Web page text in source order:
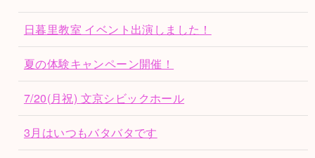
日暮里教室 イベント出演しました！
夏の体験キャンペーン開催！
7/20(月祝) 文京シビックホール
3月はいつもバタバタです